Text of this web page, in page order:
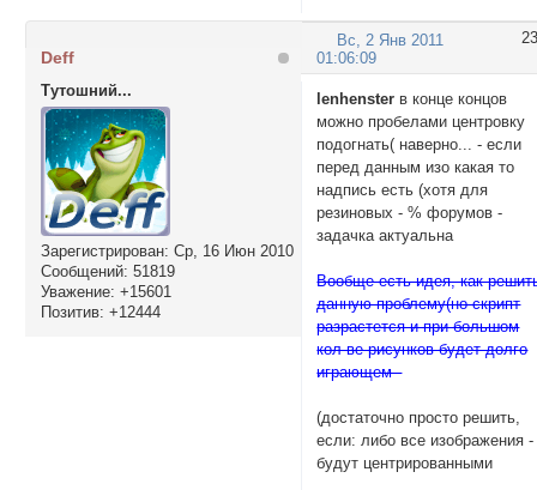
23
Вс, 2 Янв 2011
01:06:09
Deff
Тутошний...
Зарегистрирован: Ср, 16 Июн 2010
Сообщений: 51819
Уважение: +15601
Позитив: +12444
lenhenster в конце концов
можно пробелами центровку
подогнать( наверно... - если
перед данным изо какая то
надпись есть (хотя для
резиновых - % форумов -
задачка актуальна
Вообще есть идея, как
данную проблему(но скрипт
разрастется и при большом
кол-ве рисунков будет долго
играющем -
(достаточно просто решить,
если: либо все изображения -
будут центрированными